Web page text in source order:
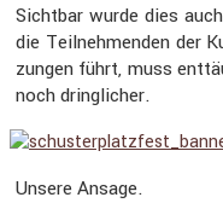
Sichtbar wurde dies
die Teilneh­menden der
zungen führt, muss
noch dring­li­cher.
Unsere Ansage.